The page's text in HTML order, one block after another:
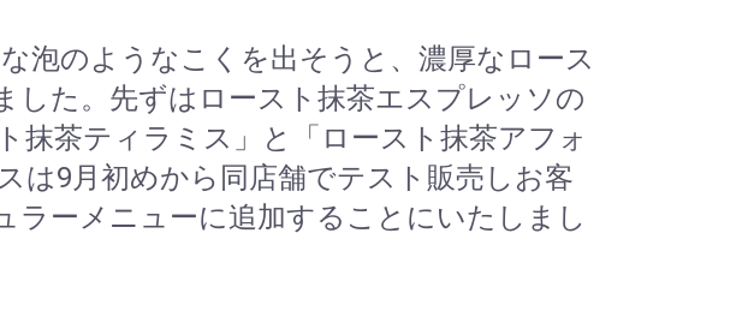
泡のようなこくを出そうと、濃厚なロース
した。先ずはロースト抹茶エスプレッソの
抹茶ティラミス」と「ロースト抹茶アフォ
は9月初めから同店舗でテスト販売しお客
ラーメニューに追加することにいたしまし